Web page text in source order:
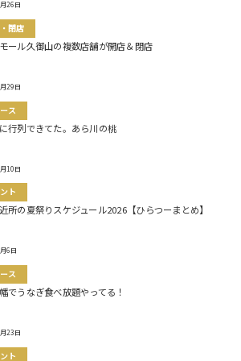
26日
閉店
ール久御山の複数店舗が開店＆閉店
29日
ス
行列できてた。あら川の桃
10日
ト
所の夏祭りスケジュール2026【ひらつーまとめ】
6日
ス
でうなぎ食べ放題やってる！
23日
ト